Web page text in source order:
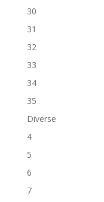
30
31
32
33
34
35
Diverse
4
5
6
7